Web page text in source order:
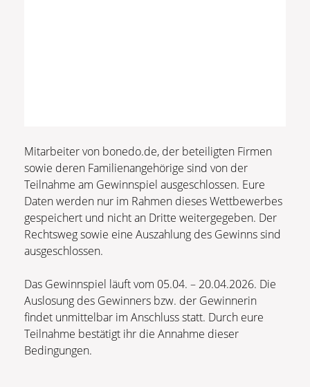
Mitarbeiter von bonedo.de, der beteiligten Firmen
sowie deren Familienangehörige sind von der
Teilnahme am Gewinnspiel ausgeschlossen. Eure
Daten werden nur im Rahmen dieses Wettbewerbes
gespeichert und nicht an Dritte weitergegeben. Der
Rechtsweg sowie eine Auszahlung des Gewinns sind
ausgeschlossen.
Das Gewinnspiel läuft vom 05.04. – 20.04.2026. Die
Auslosung des Gewinners bzw. der Gewinnerin
findet unmittelbar im Anschluss statt. Durch eure
Teilnahme bestätigt ihr die Annahme dieser
Bedingungen.